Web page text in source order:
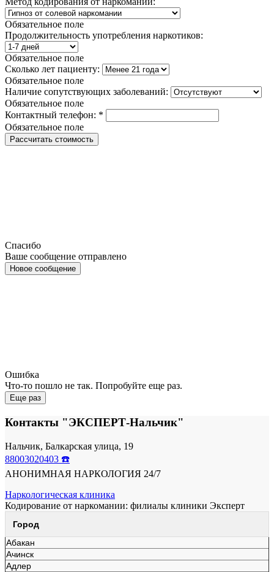
Обязательное поле
Продолжительность употребления наркотиков:
Обязательное поле
Сколько лет пациенту:
Обязательное поле
Наличие сопутствующих заболеваний:
Обязательное поле
Контактный телефон: *
Обязательное поле
Рассчитать стоимость
Спасибо
Ваше сообщение отправлено
Новое сообщение
Ошибка
Что-то пошло не так. Попробуйте еще раз.
Еще раз
Контакты "ЭКСПЕРТ-Нальчик"
Нальчик, Балкарская улица, 19
88003020403 ☎️
АНОНИМНАЯ НАРКОЛОГИЯ 24/7
Наркологическая клиника
Кодирование от наркомании: филиалы клиники Эксперт
Город
Абакан
Ачинск
Адлер